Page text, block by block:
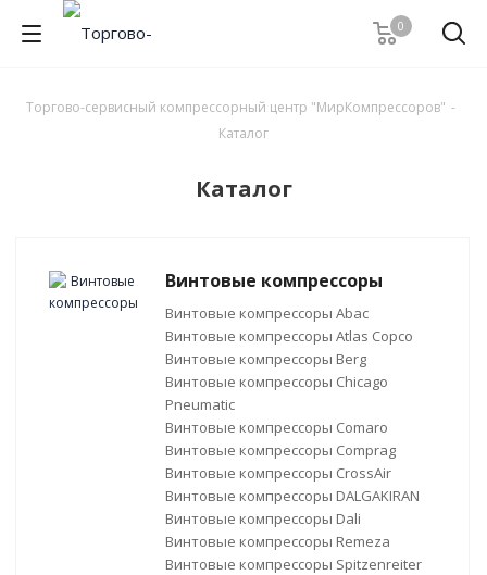
0
Торгово-сервисный компрессорный центр "МирКомпрессоров" -
Каталог
Каталог
Винтовые компрессоры
Винтовые компрессоры Abac
Винтовые компрессоры Atlas Copco
Винтовые компрессоры Berg
Винтовые компрессоры Chicago
Pneumatic
Винтовые компрессоры Comaro
Винтовые компрессоры Comprag
Винтовые компрессоры CrossAir
Винтовые компрессоры DALGAKIRAN
Винтовые компрессоры Dali
Винтовые компрессоры Remeza
Винтовые компрессоры Spitzenreiter